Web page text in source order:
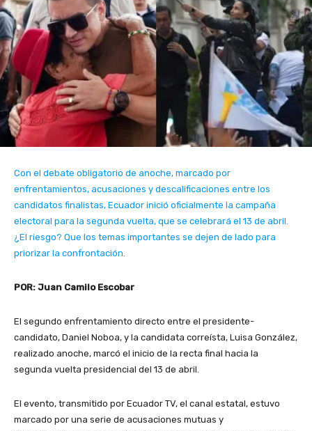
Con el debate obligatorio de anoche, marcado por
enfrentamientos, acusaciones y descalificaciones entre los
candidatos finalistas, Ecuador inició oficialmente la campaña
electoral para la segunda vuelta, que se celebrará el 13 de abril.
¿El riesgo? Que los temas importantes se dejen de lado para
priorizar la confrontación.
POR: Juan Camilo Escobar
El segundo enfrentamiento directo entre el presidente-
candidato, Daniel Noboa, y la candidata correísta, Luisa González,
realizado anoche, marcó el inicio de la recta final hacia la
segunda vuelta presidencial del 13 de abril.
El evento, transmitido por Ecuador TV, el canal estatal, estuvo
marcado por una serie de acusaciones mutuas y